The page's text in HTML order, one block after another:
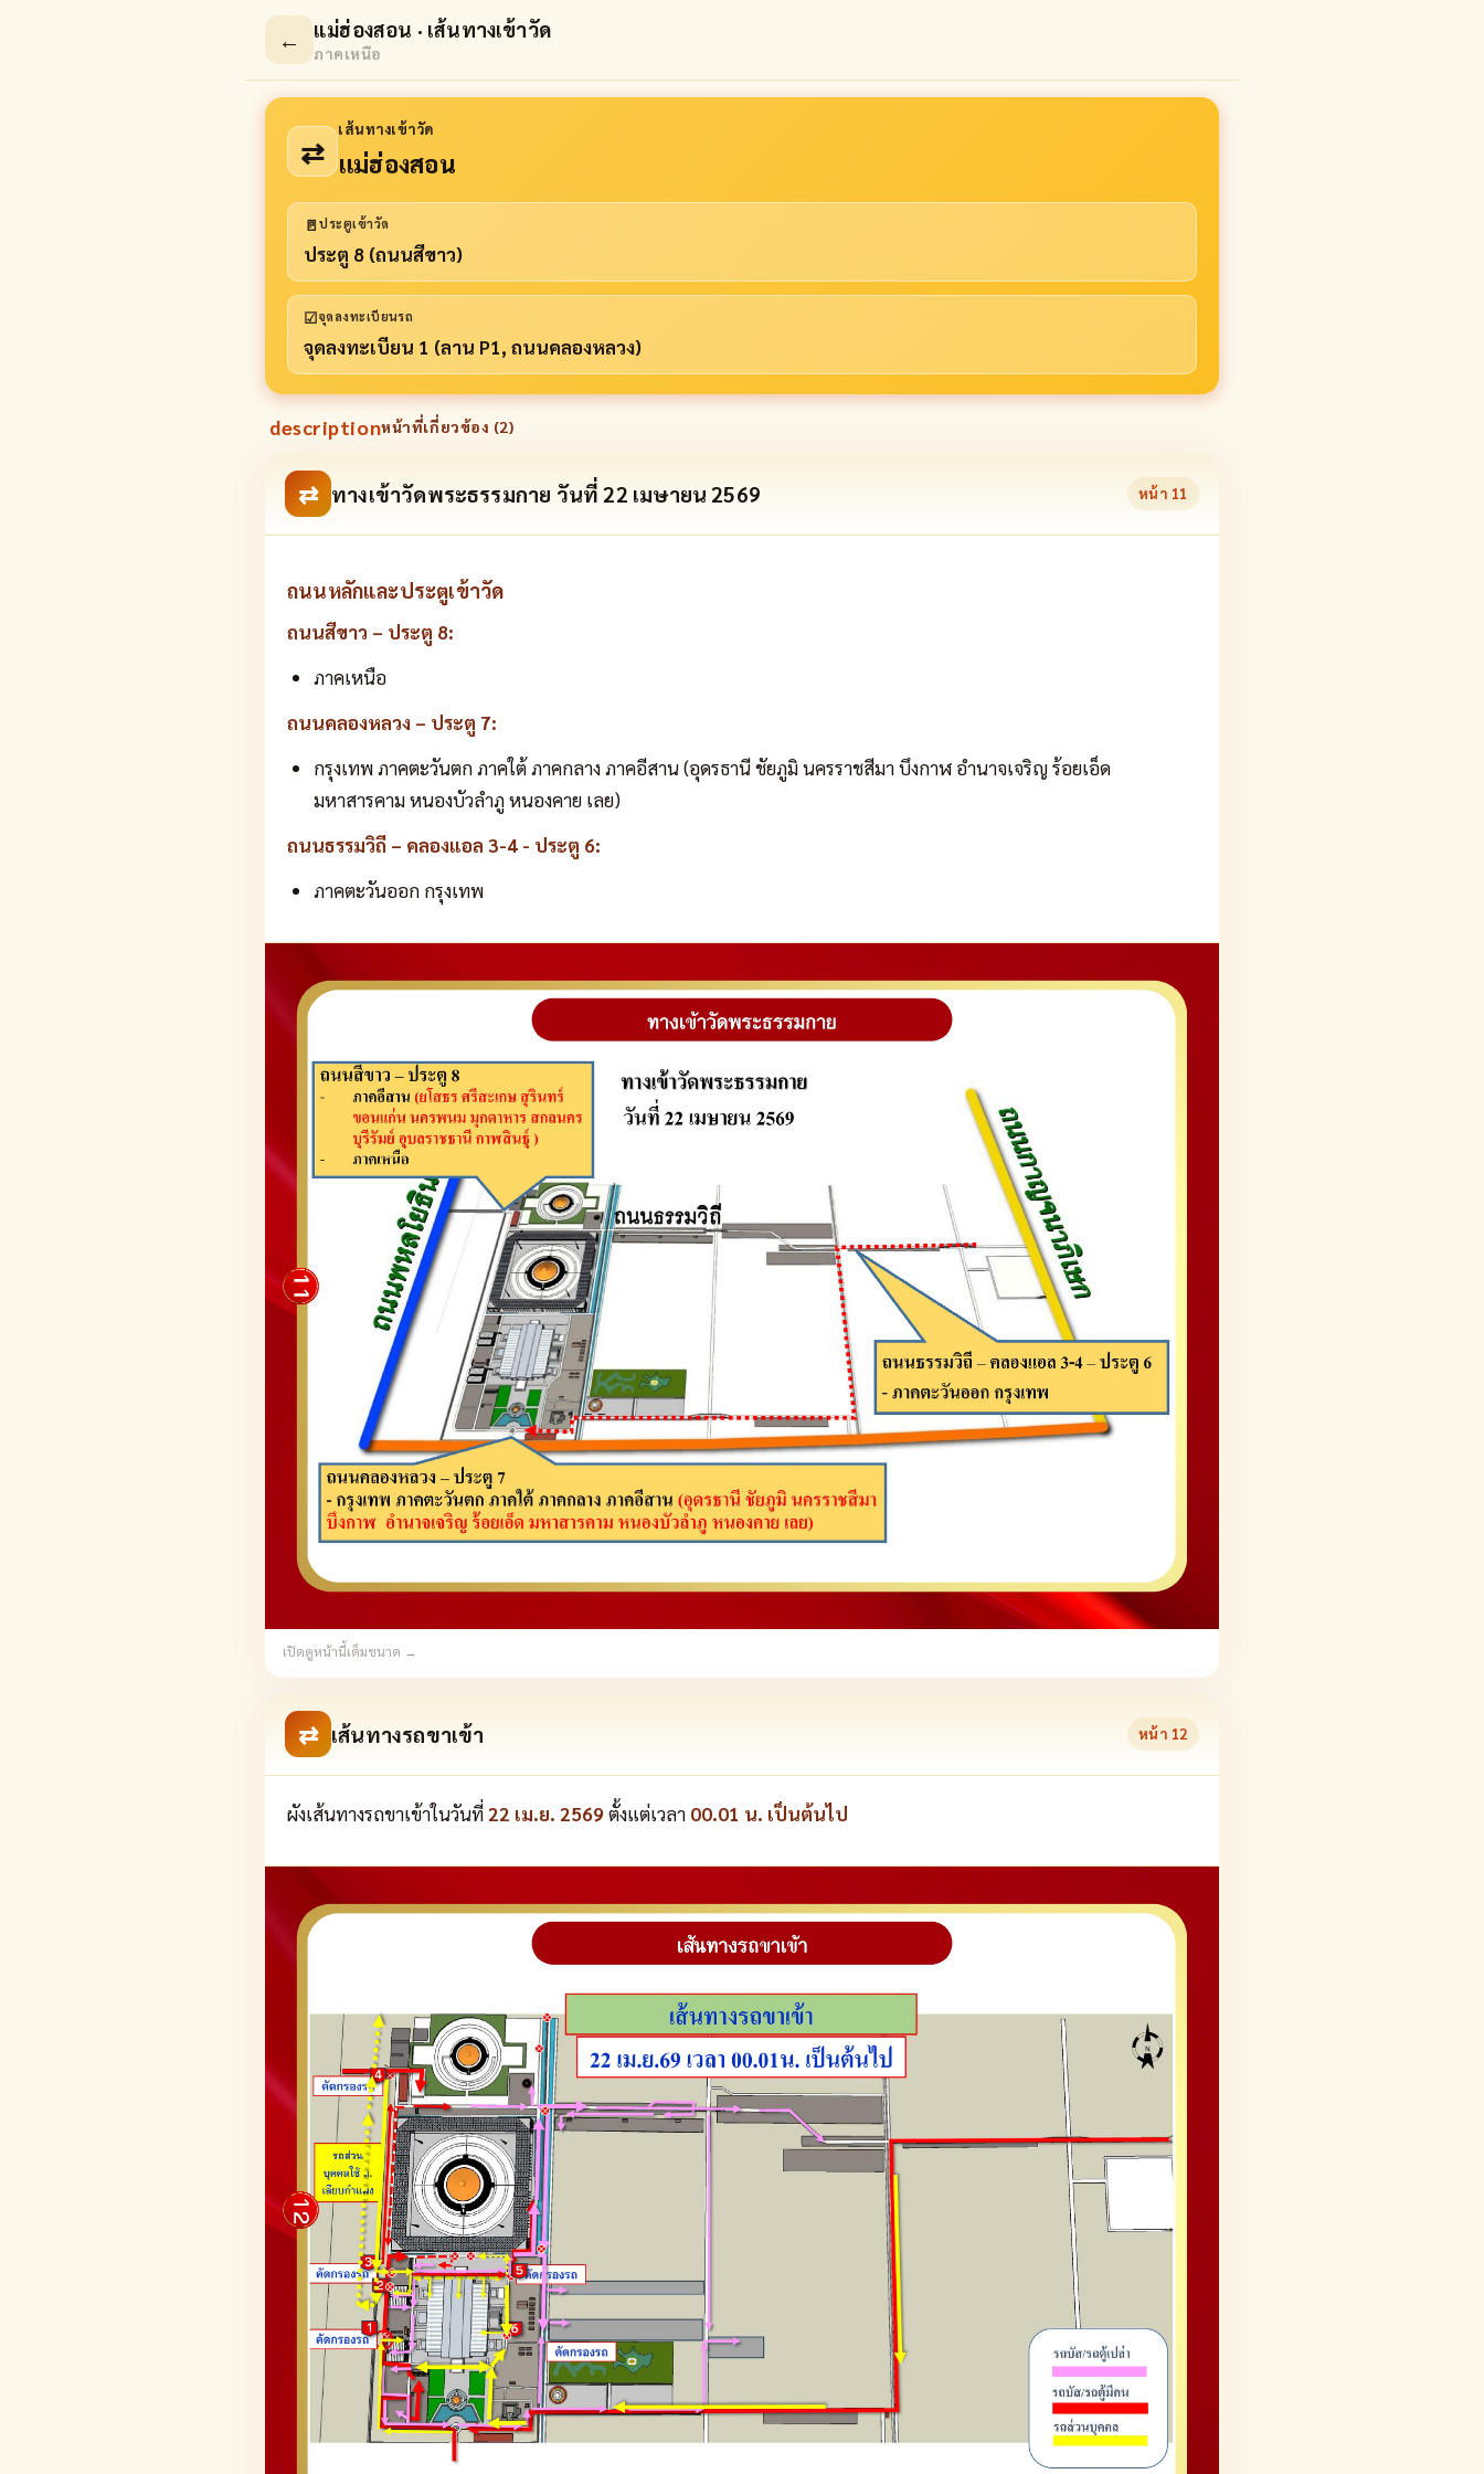
← แม่ฮ่องสอน · เส้นทางเข้าวัด
ภาคเหนือ
⇄
เส้นทางเข้าวัด
แม่ฮ่องสอน
🚪ประตูเข้าวัด
ประตู 8 (ถนนสีขาว)
☑จุดลงทะเบียนรถ
จุดลงทะเบียน 1 (ลาน P1, ถนนคลองหลวง)
descriptionหน้าที่เกี่ยวข้อง (2)
⇄ ทางเข้าวัดพระธรรมกาย วันที่ 22 เมษายน 2569 หน้า 11
ถนนหลักและประตูเข้าวัด
ถนนสีขาว – ประตู 8:
ภาคเหนือ
ถนนคลองหลวง – ประตู 7:
กรุงเทพ ภาคตะวันตก ภาคใต้ ภาคกลาง ภาคอีสาน (อุดรธานี ชัยภูมิ นครราชสีมา บึงกาฬ อำนาจเจริญ ร้อยเอ็ด
มหาสารคาม หนองบัวลำภู หนองคาย เลย)
ถนนธรรมวิถี – คลองแอล 3-4 - ประตู 6:
ภาคตะวันออก กรุงเทพ
เปิดดูหน้านี้เต็มขนาด →
⇄ เส้นทางรถขาเข้า หน้า 12
ผังเส้นทางรถขาเข้าในวันที่22 เม.ย. 2569ตั้งแต่เวลา 00.01 น. เป็นต้นไป